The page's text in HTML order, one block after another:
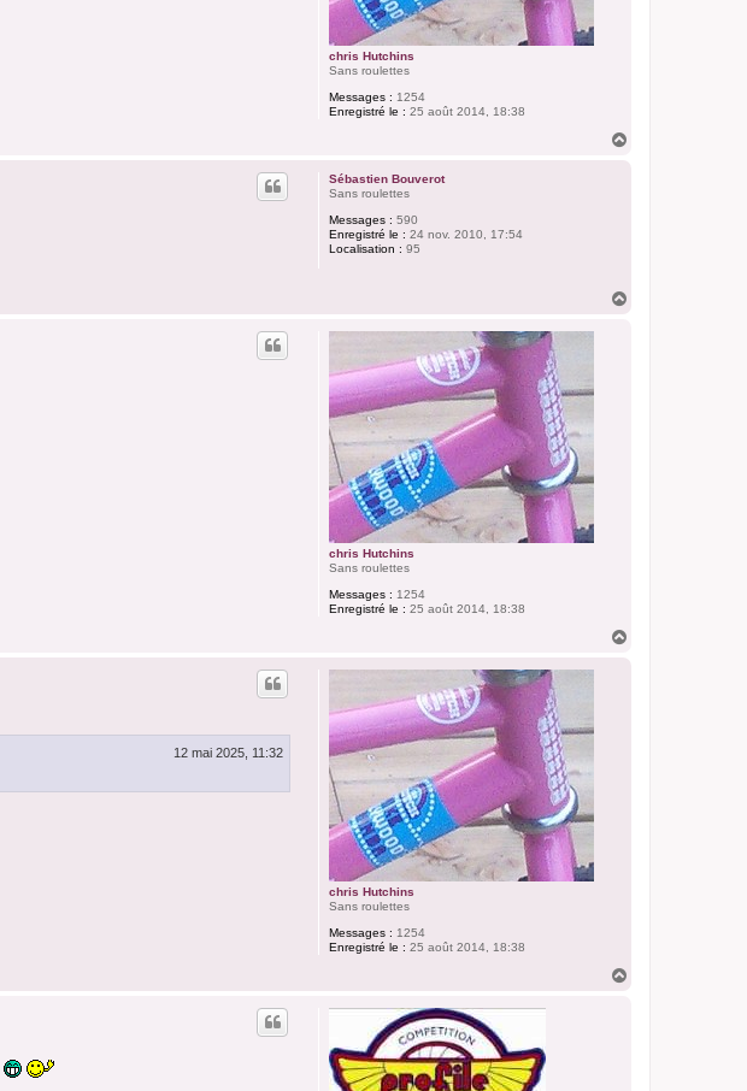
chris Hutchins
Sans roulettes
Messages : 1254
Enregistré le : 25 août 2014, 18:38
Sébastien Bouverot
Sans roulettes
Messages : 590
Enregistré le : 24 nov. 2010, 17:54
Localisation : 95
chris Hutchins
Sans roulettes
Messages : 1254
Enregistré le : 25 août 2014, 18:38
chris Hutchins
Sans roulettes
Messages : 1254
Enregistré le : 25 août 2014, 18:38
12 mai 2025, 11:32